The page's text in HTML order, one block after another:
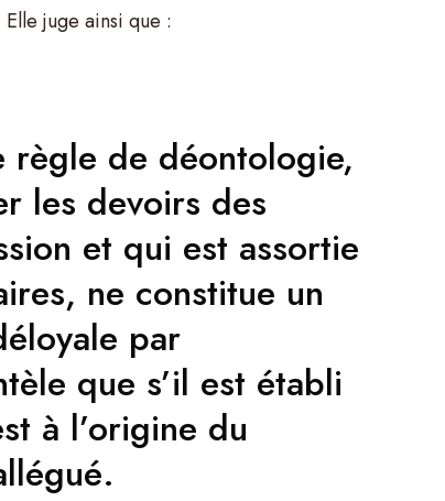
juge ainsi que :
règle de déontologie,
les devoirs des
et qui est assortie
ne constitue un
par
que s’il est établi
à l’origine du